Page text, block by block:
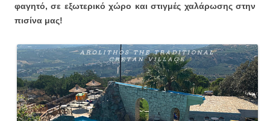
φαγητό, σε εξωτερικό χώρο και στιγμές χαλάρωσης στην
πισίνα μας!